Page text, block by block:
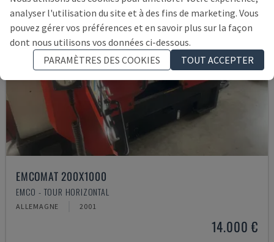
EMCOMAT 200X1000
EMCO - TOUR HORIZONTAL
ALLEMAGNE 2001
14.000 €
analyser l'utilisation du site et à des fins de marketing. Vous
pouvez gérer vos préférences et en savoir plus sur la façon
dont nous utilisons vos données ci-dessous.
PARAMÈTRES DES COOKIES
TOUT ACCEPTER